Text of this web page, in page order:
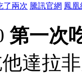
了兩次 騰訊官網 鳳凰
第一次
達拉